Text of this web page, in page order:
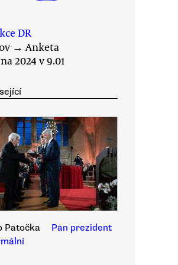
DR
→Anketa
2024 v 9.01
Patočka
Pan prezident